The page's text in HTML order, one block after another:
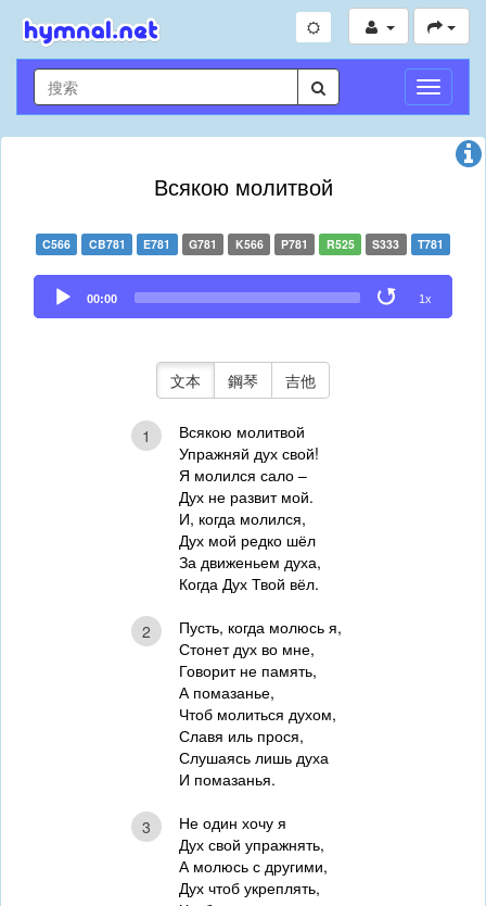
切
換
導
Всякою молитвой
C566 CB781 E781 G781 K566 P781 R525 S333 T781
Audio
Player
00:00 1x
文本 鋼琴 吉他
1
Всякою молитвой
Упражняй дух свой!
Я молился сало –
Дух не развит мой.
И, когда молился,
Дух мой редко шёл
За движеньем духа,
Когда Дух Твой вёл.
2
Пусть, когда молюсь я,
Стонет дух во мне,
Говорит не память,
А помазанье,
Чтоб молиться духом,
Славя иль прося,
Слушаясь лишь духа
И помазанья.
3
Не один хочу я
Дух свой упражнять,
А молюсь с другими,
Дух чтоб укреплять,